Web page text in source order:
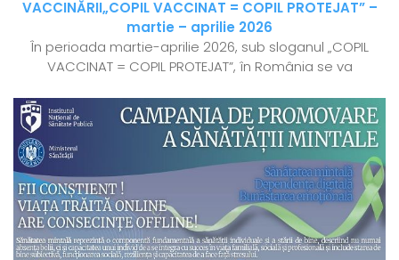
VACCINĂRII„COPIL VACCINAT = COPIL PROTEJAT” –
martie – aprilie 2026
În perioada martie-aprilie 2026, sub sloganul „COPIL
VACCINAT = COPIL PROTEJAT”, în România se va